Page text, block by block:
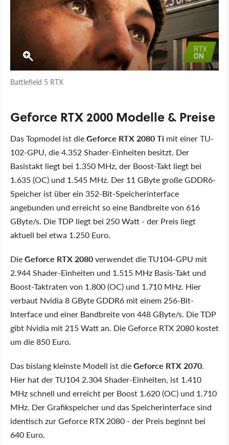
Battlefield 5 RTX
Geforce RTX 2000 Modelle & Preise
Das Topmodel ist dieGeforce RTX 2080 Ti mit einer TU-
102-GPU, die 4.352 Shader-Einheiten besitzt. Der
Basistakt liegt bei 1.350 MHz, der Boost-Takt liegt bei
1.635 (OC) und 1.545 MHz. Der 11 GByte große GDDR6-
Speicher ist über ein 352-Bit-Speicherinterface
angebunden und erreicht so eine Bandbreite von 616
GByte/s. Die TDP liegt bei 250 Watt - der Preis liegt
aktuell bei etwa 1.250 Euro.
DieGeforce RTX 2080verwendet die TU104-GPU mit
2.944 Shader-Einheiten und 1.515 MHz Basis-Takt und
Boost-Taktraten von 1.800 (OC) und 1.710 MHz. Hier
verbaut Nvidia 8 GByte GDDR6 mit einem 256-Bit-
Interface und einer Bandbreite von 448 GByte/s. Die TDP
gibt Nvidia mit 215 Watt an. Die Geforce RTX 2080 kostet
um die 850 Euro.
Das bislang kleinste Modell ist dieGeforce RTX 2070.
Hier hat der TU104 2.304 Shader-Einheiten, ist 1.410
MHz schnell und erreicht per Boost 1.620 (OC) und 1.710
MHz. Der Grafikspeicher und das Speicherinterface sind
identisch zur Geforce RTX 2080 - der Preis beginnt bei
640 Euro.